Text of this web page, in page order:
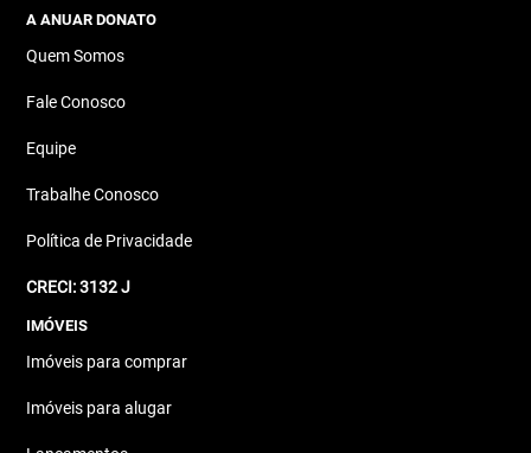
A ANUAR DONATO
Quem Somos
Fale Conosco
Equipe
Trabalhe Conosco
Política de Privacidade
CRECI: 3132 J
IMÓVEIS
Imóveis para comprar
Imóveis para alugar